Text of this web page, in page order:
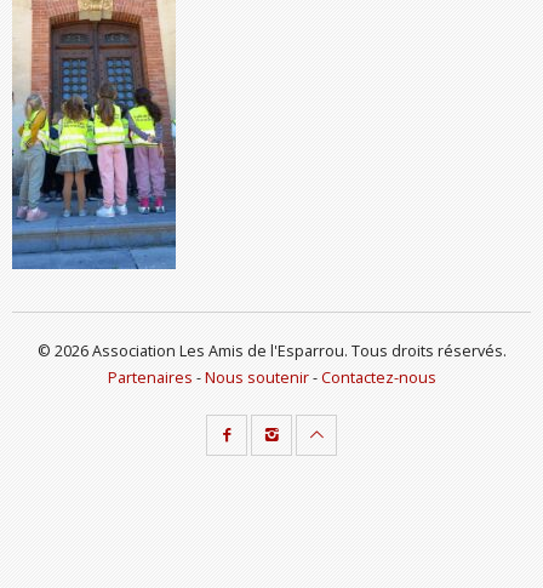
© 2026 Association Les Amis de l'Esparrou. Tous droits réservés.
Partenaires -Nous soutenir-Contactez-nous